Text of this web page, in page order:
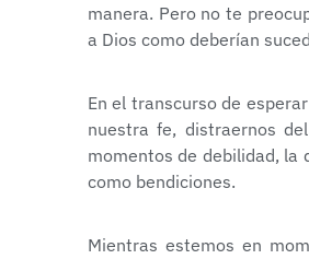
manera. Pero no te
a Dios como deberían
En el transcurso de
nuestra fe, distraernos
momentos de debilidad, la
como bendiciones.
Mientras estemos en